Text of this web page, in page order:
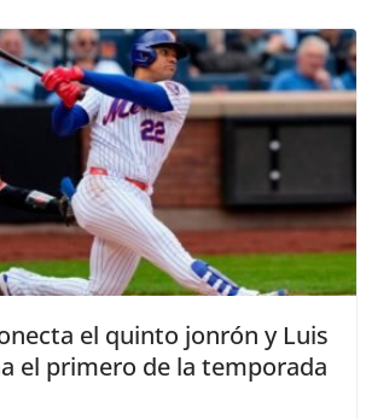
el quinto jonrón y Luis
el primero de la temporada